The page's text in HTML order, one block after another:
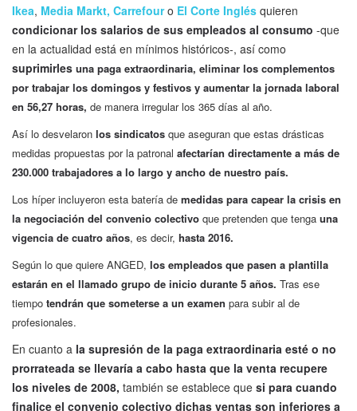
Ikea, Media Markt, Carrefouro El Corte Inglés quieren
condicionar los salarios de sus empleados al consumo -que
en la actualidad está en mínimos históricos-, así como
suprimirles una paga extraordinaria, eliminar los complementos
por trabajar los domingos y festivos y aumentar la jornada laboral
en 56,27 horas, de manera irregular los 365 días al año.
Así lo desvelaron los sindicatos que aseguran que estas drásticas
medidas propuestas por la patronal afectarían directamente a más de
230.000 trabajadores a lo largo y ancho de nuestro país.
Los híper incluyeron esta batería de medidas para capear la crisis en
la negociación del convenio colectivo que pretenden que tenga una
vigencia de cuatro años, es decir, hasta 2016.
Según lo que quiere ANGED, los empleados que pasen a plantilla
estarán en el llamado grupo de inicio durante 5 años. Tras ese
tiempo tendrán que someterse a un examen para subir al de
profesionales.
En cuanto a la supresión de la paga extraordinaria esté o no
prorrateada se llevaría a cabo hasta que la venta recupere
los niveles de 2008, también se establece que si para cuando
finalice el convenio colectivo dichas ventas son inferiores a